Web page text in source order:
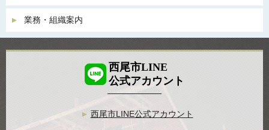
業務・組織案内
西尾市LINE
公式アカウント
西尾市LINE公式アカウント